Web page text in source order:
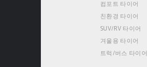
컴포트 타이어
친환경 타이어
SUV/RV 타이어
겨울용 타이어
트럭/버스 타이어